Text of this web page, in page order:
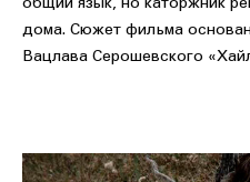
общий язык, но каторжник
дома. Сюжет фильма основан
Вацлава Серошевского